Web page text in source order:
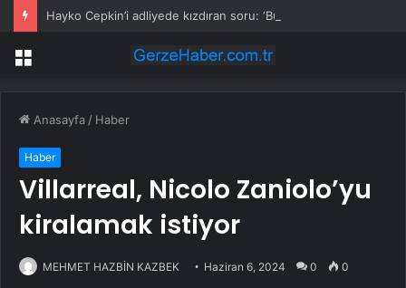
Hayko Cepkin’i adliyede kızdıran soru: ‘Bu ne lan!’
Menü
Anasayfa / Haber
Haber
Villarreal, Nicolo Zaniolo’yu
kiralamak istiyor
MEHMET HAZBİN KAZBEK Haziran 6, 2024 0 0